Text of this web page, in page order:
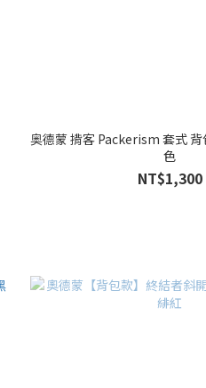
奥德蒙 揹客 Packerism 套式 背
色
NT$1,300